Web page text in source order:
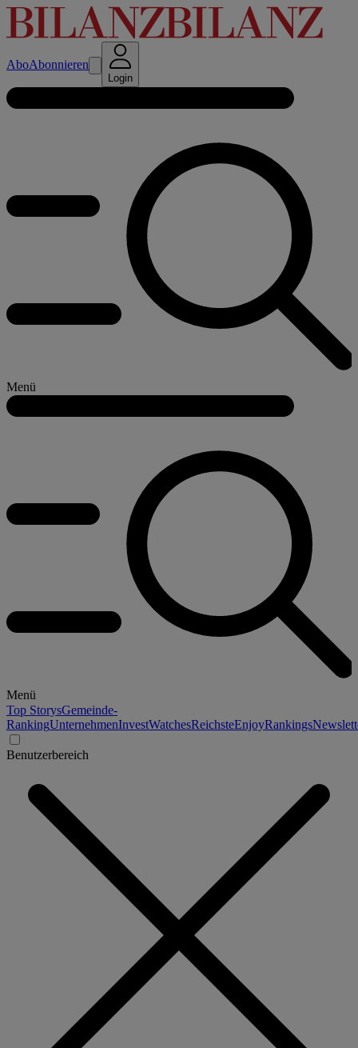
AboAbonnieren
Login
Menü
Menü
Top StorysGemeinde-
RankingUnternehmenInvestWatchesReichsteEnjoyRankings
Benutzerbereich